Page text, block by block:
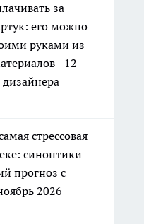
за
его можно
руками из
- 12
дизайнера
стрессовая
синоптики
прогноз с
2026